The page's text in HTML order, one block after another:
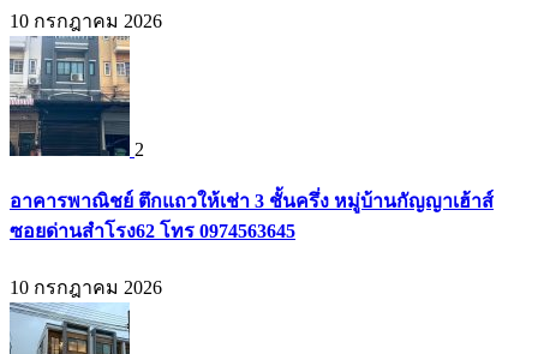
10 กรกฎาคม 2026
2
อาคารพาณิชย์ ตึกแถวให้เช่า 3 ชั้นครึ่ง หมู่บ้านกัญญาเฮ้าส์
ซอยด่านสำโรง62 โทร 0974563645
10 กรกฎาคม 2026